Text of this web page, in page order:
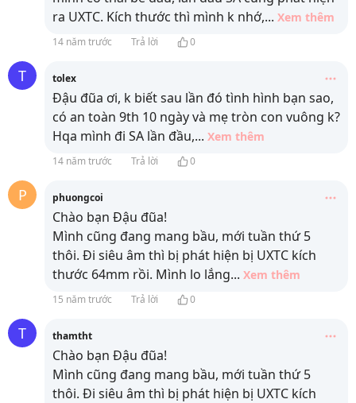
ra UXTC. Kích thước thì mình k nhớ,... Xem thêm
14 năm trước Trả lời 0
T tolex
Đậu đũa ơi, k biết sau lần đó tình hình bạn sao,
có an toàn 9th 10 ngày và mẹ tròn con vuông k?
Hqa mình đi SA lần đầu,... Xem thêm
14 năm trước Trả lời 0
P phuongcoi
Chào bạn Đậu đũa!
Mình cũng đang mang bầu, mới tuần thứ 5
thôi. Đi siêu âm thì bị phát hiện bị UXTC kích
thước 64mm rồi. Mình lo lắng... Xem thêm
15 năm trước Trả lời 0
T thamtht
Chào bạn Đậu đũa!
Mình cũng đang mang bầu, mới tuần thứ 5
thôi. Đi siêu âm thì bị phát hiện bị UXTC kích